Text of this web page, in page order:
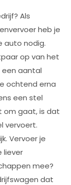
Als
heb je
auto nodig.
op van het
een aantal
ochtend erna
een stel
om gaat, is dat
vervoert.
Vervoer je
liever
mee?
dat